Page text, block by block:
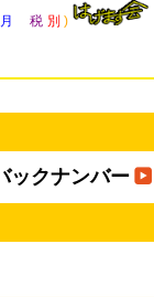
月 税 別 )
ックナンバー